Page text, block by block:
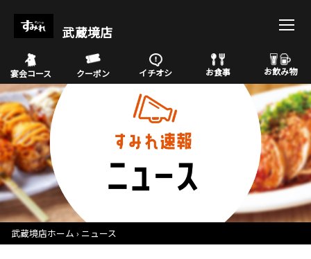
武蔵境店
宴会コース クーポン イチオシ お食事 お飲み物
武蔵境店ホーム ニュース